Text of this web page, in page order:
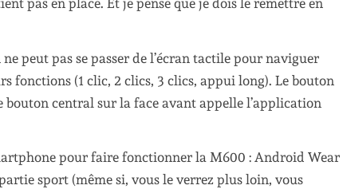
pas en place. Et je pense que je dois le remettre en
peut pas se passer de l’écran tactile pour naviguer
fonctions (1 clic, 2 clics, 3 clics, appui long). Le bouton
central sur la face avant appelle l’application
pour faire fonctionner la M600 : Android Wear
sport (même si, vous le verrez plus loin, vous